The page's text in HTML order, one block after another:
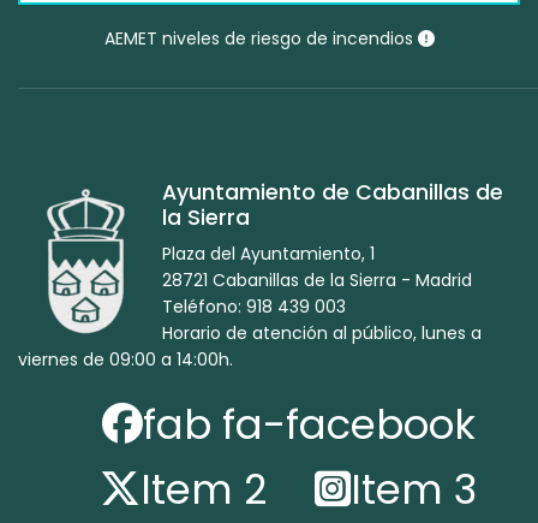
AEMET niveles de riesgo de incendios
Ayuntamiento de Cabanillas de
la Sierra
Plaza del Ayuntamiento, 1
28721 Cabanillas de la Sierra - Madrid
Teléfono: 918 439 003
Horario de atención al público, lunes a
viernes de 09:00 a 14:00h.
fab fa-facebook
Item 2
Item 3